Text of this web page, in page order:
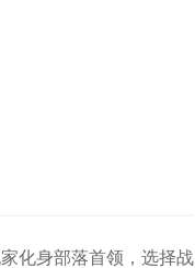
化身部落首领，选择战